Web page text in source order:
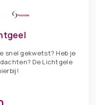
snel gekwetst? Heb je
De Lichtgele